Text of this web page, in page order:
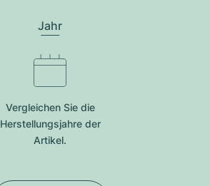
Jahr
Vergleichen Sie die
Herstellungsjahre der
Artikel.